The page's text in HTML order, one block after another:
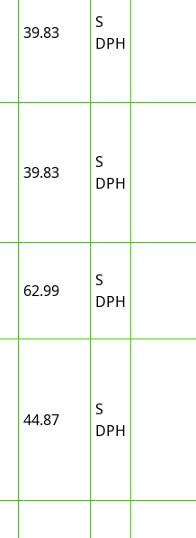
39.83
S
DPH
39.83
S
DPH
62.99
S
DPH
44.87
S
DPH